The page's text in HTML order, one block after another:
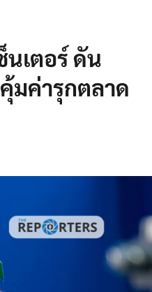
นเตอร์ ดัน
มค่ารุกตลาด